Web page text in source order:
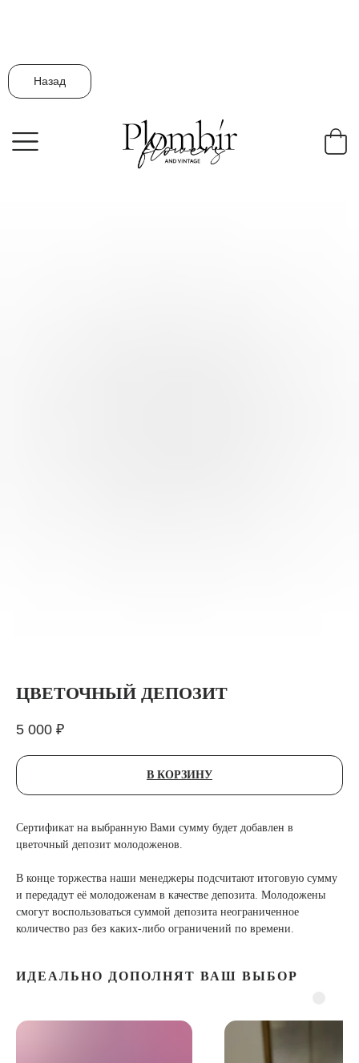
Назад
ЦВЕТОЧНЫЙ ДЕПОЗИТ
5 000 ₽
В КОРЗИНУ
Сертификат на выбранную Вами сумму будет добавлен в
цветочный депозит молодоженов.
В конце торжества наши менеджеры подсчитают итоговую сумму
и передадут её молодоженам в качестве депозита. Молодожены
смогут воспользоваться суммой депозита неограниченное
количество раз без каких-либо ограничений по времени.
ИДЕАЛЬНО ДОПОЛНЯТ ВАШ ВЫБОР